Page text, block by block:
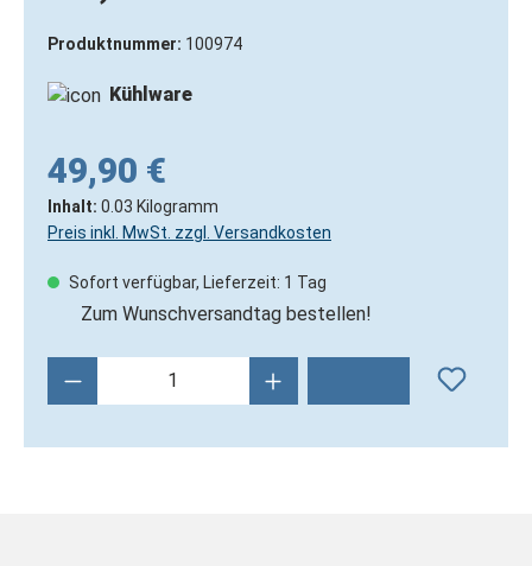
Produktnummer: 100974
Kühlware
49,90 €
Inhalt: 0.03 Kilogramm
Preis inkl. MwSt. zzgl. Versandkosten
Sofort verfügbar, Lieferzeit: 1 Tag
Zum Wunschversandtag bestellen!
Produkt Anzahl: Gib den gewünschten